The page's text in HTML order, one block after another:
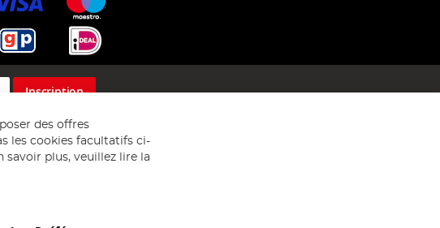
Inscription
des offres
les cookies facultatifs ci-
savoir plus, veuillez lire la